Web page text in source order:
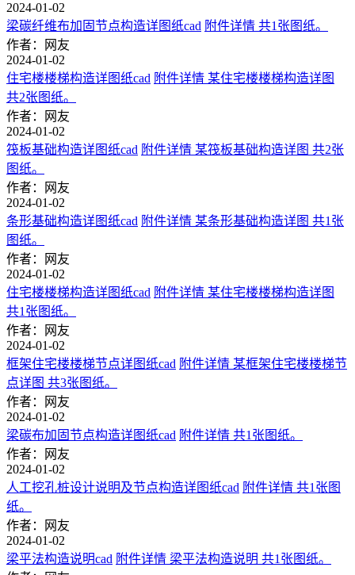
2024-01-02
梁碳纤维布加固节点构造详图纸cad 附件详情 共1张图纸。
作者：网友
2024-01-02
住宅楼楼梯构造详图纸cad 附件详情 某住宅楼楼梯构造详图
共2张图纸。
作者：网友
2024-01-02
筏板基础构造详图纸cad 附件详情 某筏板基础构造详图 共2张
图纸。
作者：网友
2024-01-02
条形基础构造详图纸cad 附件详情 某条形基础构造详图 共1张
图纸。
作者：网友
2024-01-02
住宅楼楼梯构造详图纸cad 附件详情 某住宅楼楼梯构造详图
共1张图纸。
作者：网友
2024-01-02
框架住宅楼楼梯节点详图纸cad 附件详情 某框架住宅楼楼梯节
点详图 共3张图纸。
作者：网友
2024-01-02
梁碳布加固节点构造详图纸cad 附件详情 共1张图纸。
作者：网友
2024-01-02
人工挖孔桩设计说明及节点构造详图纸cad 附件详情 共1张图
纸。
作者：网友
2024-01-02
梁平法构造说明cad 附件详情 梁平法构造说明 共1张图纸。